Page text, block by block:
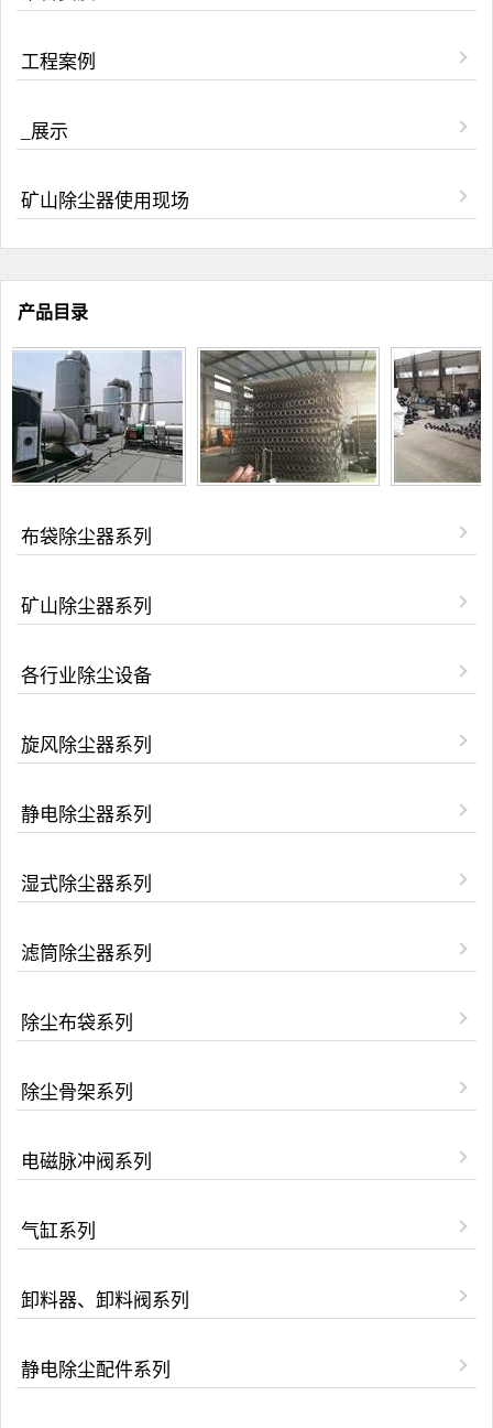
工程案例
_展示
矿山除尘器使用现场
产品目录
布袋除尘器系列
矿山除尘器系列
各行业除尘设备
旋风除尘器系列
静电除尘器系列
湿式除尘器系列
滤筒除尘器系列
除尘布袋系列
除尘骨架系列
电磁脉冲阀系列
气缸系列
卸料器、卸料阀系列
静电除尘配件系列